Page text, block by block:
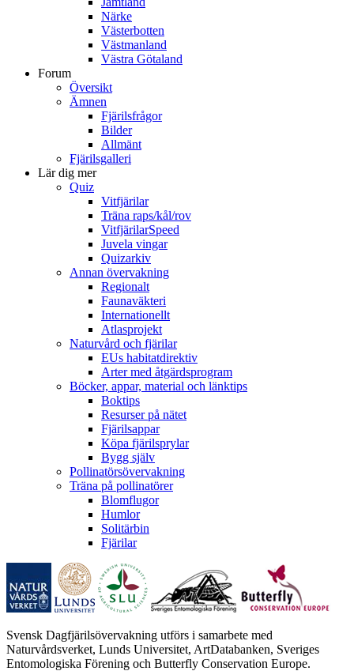
Närke
Västerbotten
Västmanland
Västra Götaland
Forum
Översikt
Ämnen
Fjärilsfrågor
Bilder
Allmänt
Fjärilsgalleri
Lär dig mer
Quiz
Vitfjärilar
Träna raps/kål/rov
VitfjärilarSpeed
Juvela vingar
Quizarkiv
Annan övervakning
Regionalt
Faunaväkteri
Internationellt
Atlasprojekt
Naturvård och fjärilar
EUs habitatdirektiv
Arter med åtgärdsprogram
Böcker, appar, material och länktips
Boktips
Resurser på nätet
Fjärilsappar
Köpa fjärilsprylar
Bygg själv
Pollinatörsövervakning
Träna på pollinatörer
Blomflugor
Humlor
Solitärbin
Fjärilar
Svensk Dagfjärilsövervakning utförs i samarbete med
Naturvårdsverket, Lunds Universitet, ArtDatabanken, Sveriges
Entomologiska Förening och Butterfly Conservation Europe.